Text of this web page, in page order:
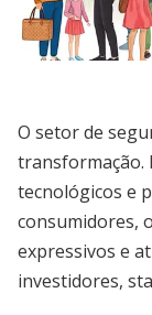
O setor de
transformação.
tecnológicos e
consumidores,
expressivos e
investidores,